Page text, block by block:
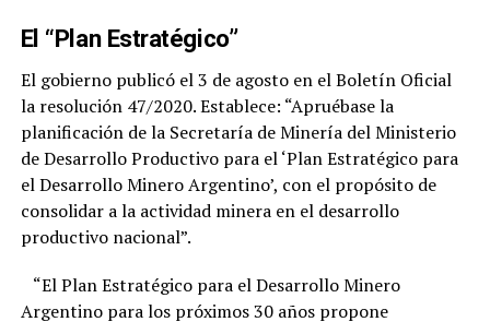
El “Plan Estratégico”
El gobierno publicó el 3 de agosto en el Boletín Oficial
la resolución 47/2020. Establece: “Apruébase la
planificación de la Secretaría de Minería del Ministerio
de Desarrollo Productivo para el ‘Plan Estratégico para
el Desarrollo Minero Argentino’, con el propósito de
consolidar a la actividad minera en el desarrollo
productivo nacional”.
“El Plan Estratégico para el Desarrollo Minero
Argentino para los próximos 30 años propone